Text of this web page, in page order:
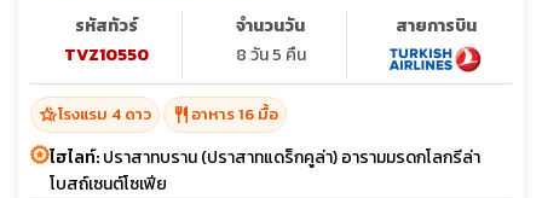
รหัสทัวร์
TVZ10550
จำนวนวัน
8 วัน 5 คืน
สายการบิน
hotel_classโรงแรม 4 ดาว restaurant อาหาร 16 มื้อ
ไฮไลท์:ปราสาทบราน (ปราสาทแดร็กคูล่า) อารามมรดกโลกรีล่า
โบสถ์เซนต์โซเฟีย